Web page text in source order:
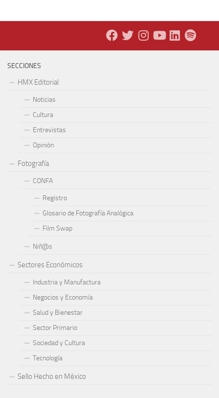
SECCIONES
HMX Editorial
Noticias
Cultura
Entrevistas
Opinión
Fotografía
CONFA
Registro
Glosario de Fotografía Analógica
Film Swap
Niñ@s
Sectores Económicos
Industria y Manufactura
Negocios y Economía
Salud y Bienestar
Sector Primario
Sociedad y Cultura
Tecnología
Sello Hecho en México